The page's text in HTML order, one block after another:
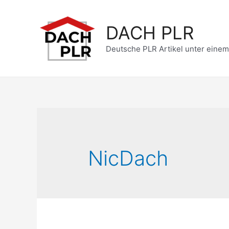
DACH PLR
Deutsche PLR Artikel unter einem
NicDach